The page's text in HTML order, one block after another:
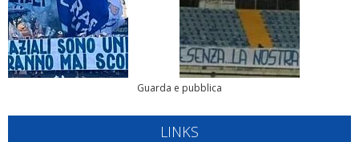
Guarda e pubblica
LINKS